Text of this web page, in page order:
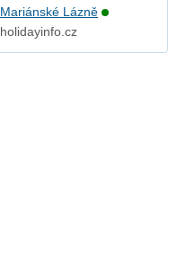
Mariánské Lázně
holidayinfo.cz